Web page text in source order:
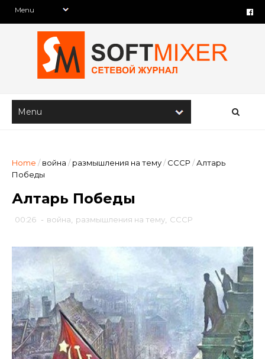
Home / война / размышления на тему/ СССР /Алтарь
Победы
Алтарь Победы
00:26 - война размышления на тему СССР